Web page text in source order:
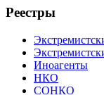
Реестры
Иноагенты
НКО
СОНКО